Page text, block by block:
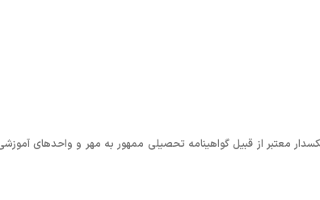
معتبر از قبیل گواهینامه تحصیلی ممهور به مهر و واحدهای